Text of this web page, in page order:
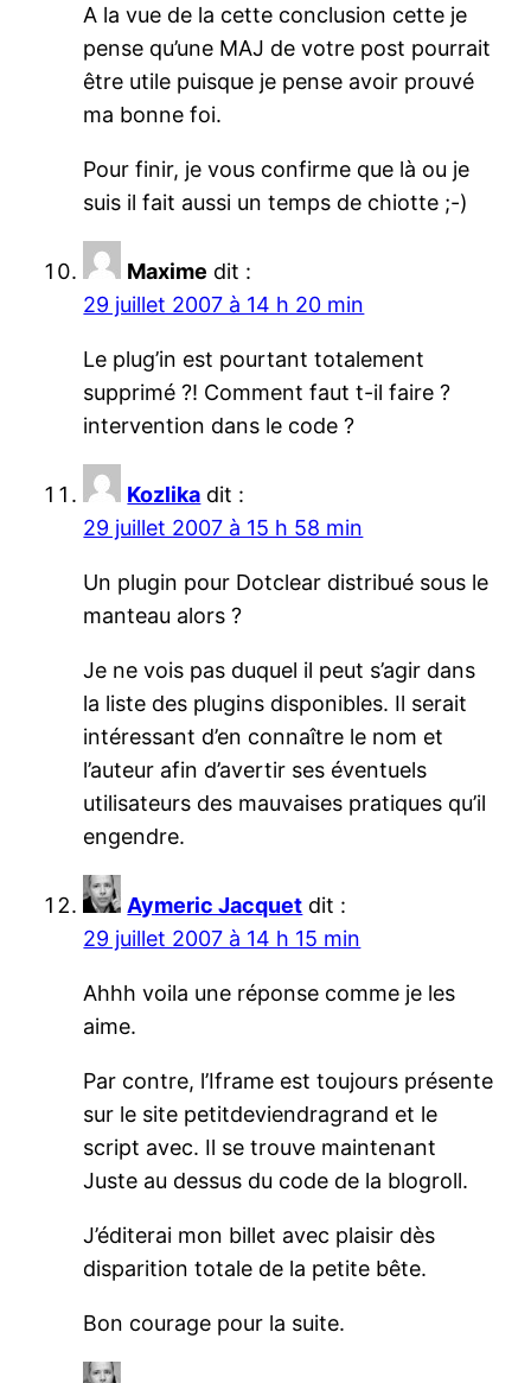
A la vue de la cette conclusion cette je
pense qu’une MAJ de votre post pourrait
être utile puisque je pense avoir prouvé
ma bonne foi.
Pour finir, je vous confirme que là ou je
suis il fait aussi un temps de chiotte ;-)
Maxime dit :
29 juillet 2007 à 14 h 20 min
Le plug’in est pourtant totalement
supprimé ?! Comment faut t-il faire ?
intervention dans le code ?
Kozlika dit :
29 juillet 2007 à 15 h 58 min
Un plugin pour Dotclear distribué sous le
manteau alors ?
Je ne vois pas duquel il peut s’agir dans
la liste des plugins disponibles. Il serait
intéressant d’en connaître le nom et
l’auteur afin d’avertir ses éventuels
utilisateurs des mauvaises pratiques qu’il
engendre.
Aymeric Jacquet dit :
29 juillet 2007 à 14 h 15 min
Ahhh voila une réponse comme je les
aime.
Par contre, l’Iframe est toujours présente
sur le site petitdeviendragrand et le
script avec. Il se trouve maintenant
Juste au dessus du code de la blogroll.
J’éditerai mon billet avec plaisir dès
disparition totale de la petite bête.
Bon courage pour la suite.